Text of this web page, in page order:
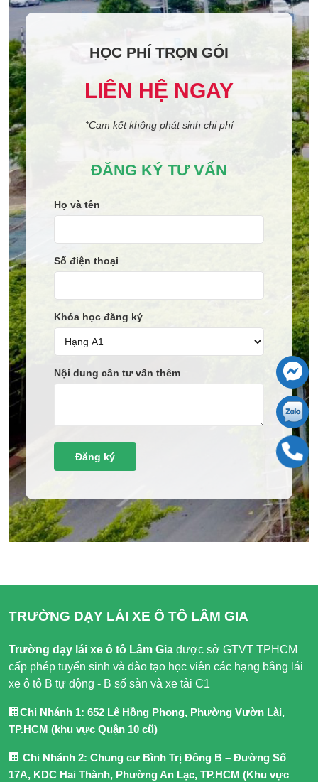
HỌC PHÍ TRỌN GÓI
LIÊN HỆ NGAY
*Cam kết không phát sinh chi phí
ĐĂNG KÝ TƯ VẤN
Họ và tên
Số điện thoại
Khóa học đăng ký
Nội dung cần tư vấn thêm
TRƯỜNG DẠY LÁI XE Ô TÔ LÂM GIA
Trường dạy lái xe ô tô Lâm Gia được sở GTVT TPHCM
cấp phép tuyển sinh và đào tạo học viên các hạng bằng lái
xe ô tô B tự động - B số sàn và xe tải C1
🏢 Chi Nhánh 1: 652 Lê Hồng Phong, Phường Vườn Lài,
TP.HCM (khu vực Quận 10 cũ)
🏢 Chi Nhánh 2: Chung cư Bình Trị Đông B – Đường Số
17A, KDC Hai Thành, Phường An Lạc, TP.HCM (Khu vực